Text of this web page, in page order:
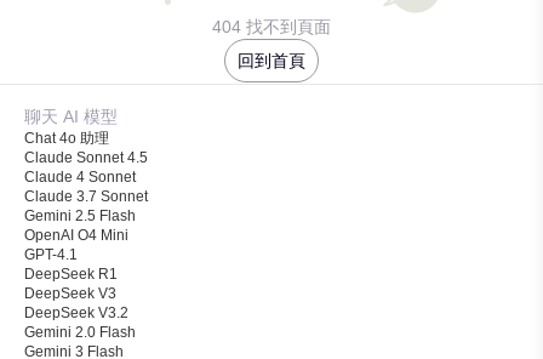
404 找不到頁面
回到首頁
聊天 AI 模型
Chat 4o 助理
Claude Sonnet 4.5
Claude 4 Sonnet
Claude 3.7 Sonnet
Gemini 2.5 Flash
OpenAI O4 Mini
GPT-4.1
DeepSeek R1
DeepSeek V3
DeepSeek V3.2
Gemini 2.0 Flash
Gemini 3 Flash